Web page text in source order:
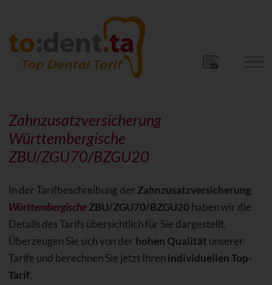
Zahnzusatzversicherung
Württembergische
ZBU/ZGU70/BZGU20
In der Tarifbeschreibung der Zahnzusatzversicherung
WürttembergischeZBU/ZGU70/BZGU20 haben wir die
Details des Tarifs übersichtlich für Sie dargestellt.
Überzeugen Sie sich von der hohen Qualität unserer
Tarife und berechnen Sie jetzt Ihren individuellen Top-
Tarif.